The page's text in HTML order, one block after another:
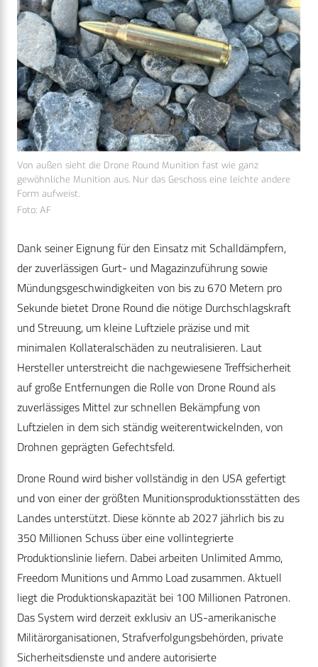
Von außen sieht die Drone Round Munition fast wie ganz
gewöhnliche Munition aus. Nur das Geschoss eine leichte andere
Form aufweist.
Foto: AF
Dank seiner Eignung für den Einsatz mit Schalldämpfern,
der zuverlässigen Gurt- und Magazinzuführung sowie
Mündungsgeschwindigkeiten von bis zu 670 Metern pro
Sekunde bietet Drone Round die nötige Durchschlagskraft
und Streuung, um kleine Luftziele präzise und mit
minimalen Kollateralschäden zu neutralisieren. Laut
Hersteller unterstreicht die nachgewiesene Treffsicherheit
auf große Entfernungen die Rolle von Drone Round als
zuverlässiges Mittel zur schnellen Bekämpfung von
Luftzielen in dem sich ständig weiterentwickelnden, von
Drohnen geprägten Gefechtsfeld.
Drone Round wird bisher vollständig in den USA gefertigt
und von einer der größten Munitionsproduktionsstätten des
Landes unterstützt. Diese könnte ab 2027 jährlich bis zu
350 Millionen Schuss über eine vollintegrierte
Produktionslinie liefern. Dabei arbeiten Unlimited Ammo,
Freedom Munitions und Ammo Load zusammen. Aktuell
liegt die Produktionskapazität bei 100 Millionen Patronen.
Das System wird derzeit exklusiv an US-amerikanische
Militärorganisationen, Strafverfolgungsbehörden, private
Sicherheitsdienste und andere autorisierte